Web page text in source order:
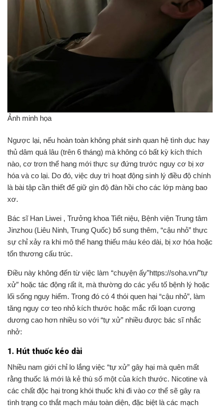
Ảnh minh họa
Ngược lại, nếu hoàn toàn không phát sinh quan hệ tình dục hay
thủ dâm quá lâu (trên 6 tháng) mà không có bất kỳ kích thích
nào, cơ trơn thể hang mới thực sự đứng trước nguy cơ bị xơ
hóa và co lại. Do đó, việc duy trì hoạt động sinh lý điều độ chính
là bài tập cần thiết để giữ gìn độ đàn hồi cho các lớp màng bao
xơ.
Bác sĩ Han Liwei , Trưởng khoa Tiết niệu, Bệnh viện Trung tâm
Jinzhou (Liêu Ninh, Trung Quốc) bổ sung thêm, “cậu nhỏ” thực
sự chỉ xảy ra khi mô thể hang thiếu máu kéo dài, bị xơ hóa hoặc
tổn thương cấu trúc.
Điều này không đến từ việc làm “chuyện ấy”https://soha.vn/”tự
xử” hoặc tác động rất ít, mà thường do các yếu tố bệnh lý hoặc
lối sống nguy hiểm. Trong đó có 4 thói quen hại “cậu nhỏ”, làm
tăng nguy cơ teo nhỏ kích thước hoặc mắc rối loạn cương
dương cao hơn nhiều so với “tự xử” nhiều được bác sĩ nhắc
nhở:
1. Hút thuốc kéo dài
Nhiều nam giới chỉ lo lắng việc “tự xử” gây hại mà quên mất
rằng thuốc lá mới là kẻ thù số một của kích thước. Nicotine và
các chất độc hại trong khói thuốc khi đi vào cơ thể sẽ gây ra
tình trạng co thắt mạch máu toàn diện, đặc biệt là các mạch